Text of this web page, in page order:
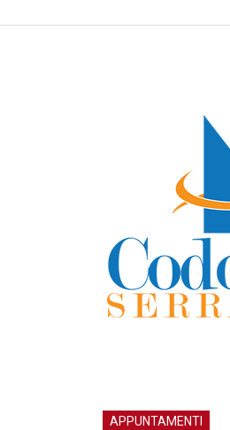
APPUNTAMENTI